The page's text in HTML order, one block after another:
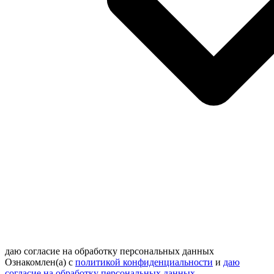
даю согласие на обработку персональных данных
Ознакомлен(а) с политикой конфиденциальности и даю